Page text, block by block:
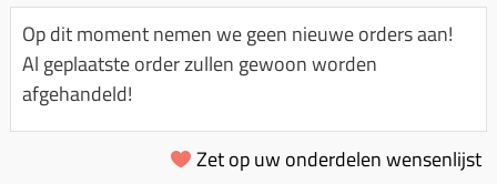
Spanningsregelaar
Toerenbegrenzer
Remlichtschakelaar
Luchtfilter (delen)
Luchtfilter deksel
Motor blokken
Membraan (delen)
Km teller kabel
Kickstart deksel
Kickstart ronsel
Kinderzitje (scooter)
Olie-onderhoudsmiddelen
Oppakbeugel
Op dit moment nemen we geen nieuwe orders aan!
Al geplaatste order zullen gewoon worden
afgehandeld!
Zet op uw onderdelen wensenlijst